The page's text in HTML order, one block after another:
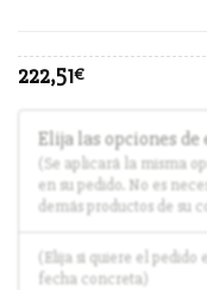
222,51€
Elija las opciones de
(Se aplicará la misma
en su pedido. No es
demás productos de su
(Elija si quiere el pedido
fecha concreta)